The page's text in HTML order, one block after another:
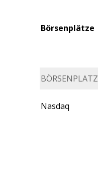
Börsenplätze
BÖRSENPLATZ
Nasdaq